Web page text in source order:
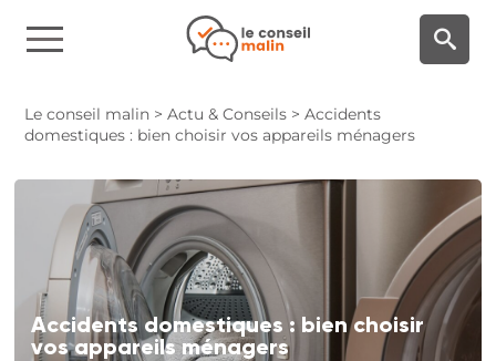
Le conseil malin >Actu & Conseils >Accidents
domestiques : bien choisir vos appareils ménagers
Accidents domestiques : bien choisir
vos appareils ménagers